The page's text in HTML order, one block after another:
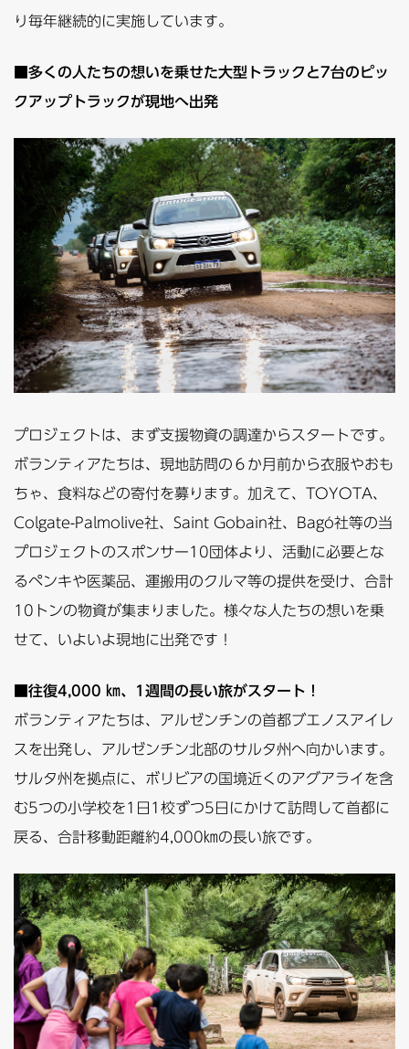
り毎年継続的に実施しています。
■多くの人たちの想いを乗せた大型トラックと7台のピッ
クアップトラックが現地へ出発
プロジェクトは、まず支援物資の調達からスタートです。
ボランティアたちは、現地訪問の６か月前から衣服やおも
ちゃ、食料などの寄付を募ります。加えて、TOYOTA、
Colgate-Palmolive社、Saint Gobain社、Bagó社等の当
プロジェクトのスポンサー10団体より、活動に必要とな
るペンキや医薬品、運搬用のクルマ等の提供を受け、合計
10トンの物資が集まりました。様々な人たちの想いを乗
せて、いよいよ現地に出発です！
■往復4,000 ㎞、1週間の長い旅がスタート！
ボランティアたちは、アルゼンチンの首都ブエノスアイレ
スを出発し、アルゼンチン北部のサルタ州へ向かいます。
サルタ州を拠点に、ボリビアの国境近くのアグアライを含
む5つの小学校を1日1校ずつ5日にかけて訪問して首都に
戻る、合計移動距離約4,000㎞の長い旅です。